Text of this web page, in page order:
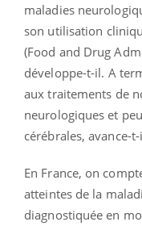
maladies
son utilisation
(Food and Drug
développe-t-il. A
aux traitements de
neurologiques et
cérébrales, avance-
En France, on
atteintes de la
diagnostiquée en